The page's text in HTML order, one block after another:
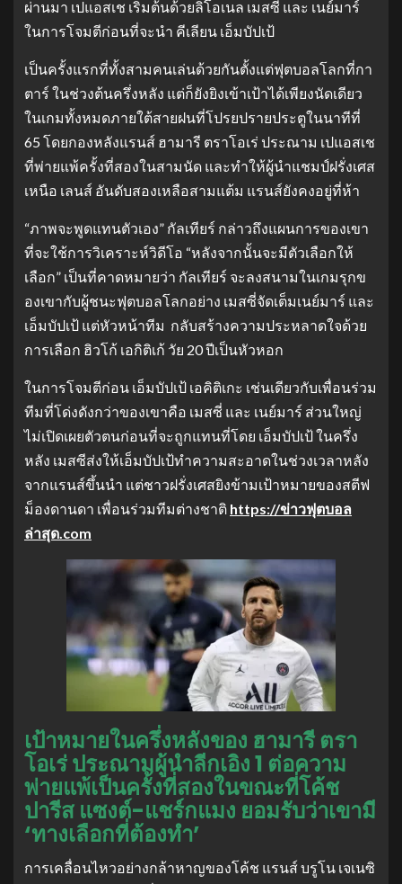
ผ่านมา เปแอสเช เริ่มต้นด้วยลิโอเนล เมสซี และ เนย์มาร์
ในการโจมตีก่อนที่จะนำ คีเลียน เอ็มบัปเป้
เป็นครั้งแรกที่ทั้งสามคนเล่นด้วยกันตั้งแต่ฟุตบอลโลกที่กา
ตาร์ ในช่วงต้นครึ่งหลัง แต่ก็ยังยิงเข้าเป้าได้เพียงนัดเดียว
ในเกมทั้งหมดภายใต้สายฝนที่โปรยปรายประตูในนาทีที่
65 โดยกองหลังแรนส์ ฮามารี ตราโอเร่ ประณาม เปแอสเช
ที่พ่ายแพ้ครั้งที่สองในสามนัด และทำให้ผู้นำแชมป์ฝรั่งเศส
เหนือ เลนส์ อันดับสองเหลือสามแต้ม แรนส์ยังคงอยู่ที่ห้า
“ภาพจะพูดแทนตัวเอง” กัลเทียร์ กล่าวถึงแผนการของเขา
ที่จะใช้การวิเคราะห์วิดีโอ “หลังจากนั้นจะมีตัวเลือกให้
เลือก” เป็นที่คาดหมายว่า กัลเทียร์ จะลงสนามในเกมรุกข
องเขากับผู้ชนะฟุตบอลโลกอย่าง เมสซี่จัดเต็มเนย์มาร์ และ
เอ็มบัปเป้ แต่หัวหน้าทีม กลับสร้างความประหลาดใจด้วย
การเลือก ฮิวโก้ เอกิติเก้ วัย 20 ปีเป็นหัวหอก
ในการโจมตีก่อน เอ็มบัปเป้ เอคิติเกะ เช่นเดียวกับเพื่อนร่วม
ทีมที่โด่งดังกว่าของเขาคือ เมสซี่ และ เนย์มาร์ ส่วนใหญ่
ไม่เปิดเผยตัวตนก่อนที่จะถูกแทนที่โดย เอ็มบัปเป้ ในครึ่ง
หลัง เมสซีส่งให้เอ็มบัปเป้ทำความสะอาดในช่วงเวลาหลัง
จากแรนส์ขึ้นนำ แต่ชาวฝรั่งเศสยิงข้ามเป้าหมายของสตีฟ
ม็องดานดา เพื่อนร่วมทีมต่างชาติ https://ข่าวฟุตบอล
ล่าสุด.com
เป้าหมายในครึ่งหลังของ ฮามารี ตรา
โอเร่ ประณามผู้นำลีกเอิง 1 ต่อความ
พ่ายแพ้เป็นครั้งที่สองในขณะที่โค้ช
ปารีส แซงต์-แชร์กแมง ยอมรับว่าเขามี
‘ทางเลือกที่ต้องทำ’
การเคลื่อนไหวอย่างกล้าหาญของโค้ช แรนส์ บรูโน เจเนซิ